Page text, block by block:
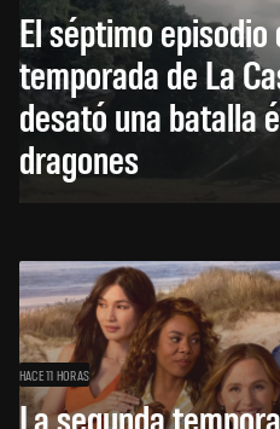
El séptimo
temporada de La
desató una batalla
dragones
HACE 11 HORAS
La segunda